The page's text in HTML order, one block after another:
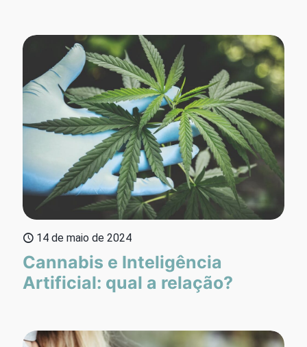
14 de maio de 2024
Cannabis e Inteligência
Artificial: qual a relação?